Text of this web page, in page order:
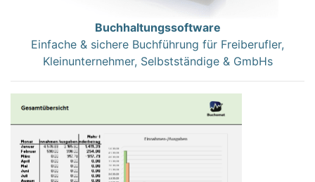
Buchhaltungssoftware
Einfache & sichere Buchführung für Freiberufler,
Kleinunternehmer, Selbstständige & GmbHs